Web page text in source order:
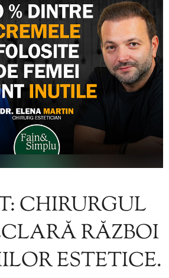
CHIRURGUL
RĂZBOI
ESTETICE.